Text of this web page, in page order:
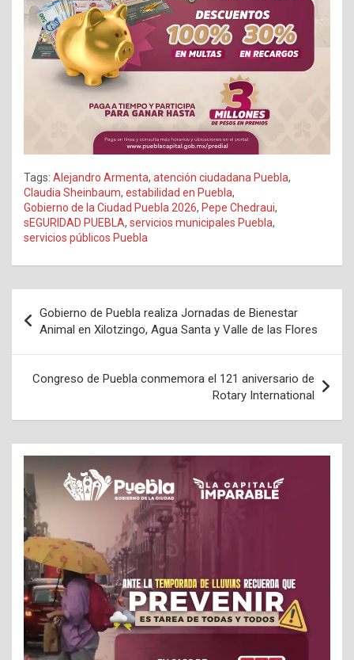
Tags: Alejandro Armenta, atención ciudadana Puebla,
Claudia Sheinbaum, estabilidad en Puebla,
Gobierno de la Ciudad Puebla 2026, Pepe Chedraui,
sEGURIDAD PUEBLA, servicios municipales Puebla,
servicios públicos Puebla
de
entradas
Gobierno de Puebla realiza Jornadas de Bienestar
Animal en Xilotzingo, Agua Santa y Valle de las Flores
Congreso de Puebla conmemora el 121 aniversario de
Rotary International